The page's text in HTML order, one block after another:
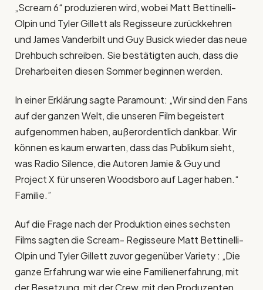
„Scream 6“ produzieren wird, wobei Matt Bettinelli-
Olpin und Tyler Gillett als Regisseure zurückkehren
und James Vanderbilt und Guy Busick wieder das neue
Drehbuch schreiben. Sie bestätigten auch, dass die
Dreharbeiten diesen Sommer beginnen werden.
In einer Erklärung sagte Paramount: „Wir sind den Fans
auf der ganzen Welt, die unseren Film begeistert
aufgenommen haben, außerordentlich dankbar. Wir
können es kaum erwarten, dass das Publikum sieht,
was Radio Silence, die Autoren Jamie & Guy und
Project X für unseren Woodsboro auf Lager haben.“
Familie.”
Auf die Frage nach der Produktion eines sechsten
Films sagten die Scream- Regisseure Matt Bettinelli-
Olpin und Tyler Gillett zuvor gegenüber Variety : „Die
ganze Erfahrung war wie eine Familienerfahrung, mit